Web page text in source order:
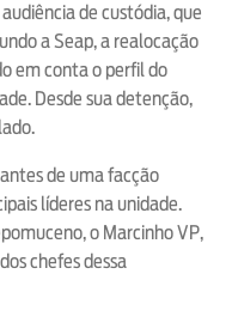
de custódia, que
a Seap, a realocação
em conta o perfil do
Desde sua detenção,
de uma facção
líderes na unidade.
o Marcinho VP,
chefes dessa